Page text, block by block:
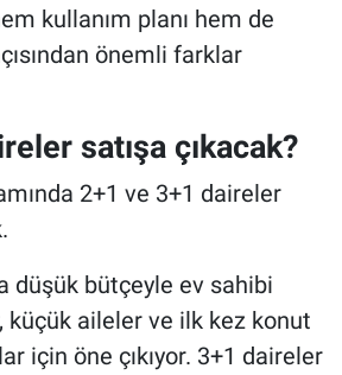
kullanım planı hem de
önemli farklar
satışa çıkacak?
2+1 ve 3+1 daireler
düşük bütçeyle ev sahibi
küçük aileler ve ilk kez konut
için öne çıkıyor. 3+1 daireler